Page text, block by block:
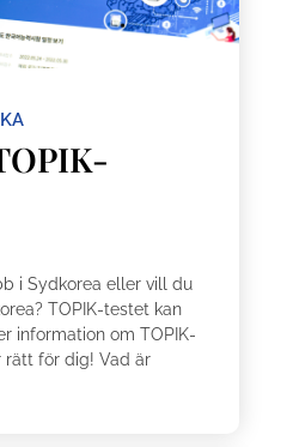
i Sydkorea eller vill du
TOPIK-testet kan
information om TOPIK-
för dig! Vad är